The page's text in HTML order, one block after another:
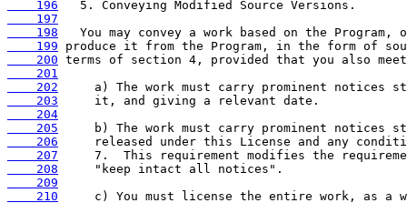
    196
    197
    198
    199
    200
    201
    202
    203
    204
    205
    206
    207
    208
    209
    210